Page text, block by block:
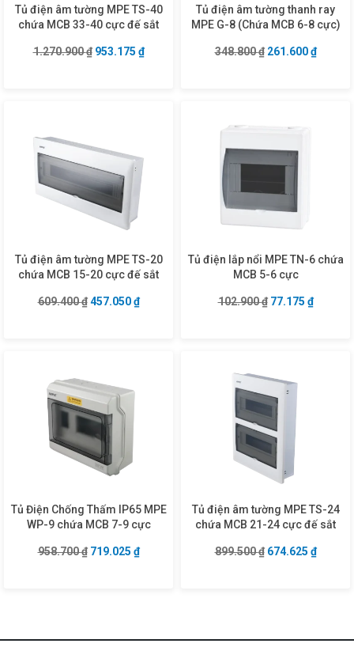
Tủ điện âm tường MPE TS-40
chứa MCB 33-40 cực đế sắt
1.270.900₫ Giá gốc là: 1.270.900 ₫.
953.175 ₫Giá hiện tại là: 953.175 ₫.
Tủ điện âm tường thanh ray
MPE G-8 (Chứa MCB 6-8 cực)
348.800₫ Giá gốc là:
261.600₫Giá
Tủ điện âm tường MPE TS-20
chứa MCB 15-20 cực đế sắt
609.400₫ Giá gốc là: 609.400 ₫.
457.050₫Giá hiện tại là: 457.050 ₫.
Tủ điện lắp nổi MPE TN-6 chứa
MCB 5-6 cực
102.900₫ Giá gốc là:
77.175 ₫Giá
Tủ Điện Chống Thấm IP65 MPE
WP-9 chứa MCB 7-9 cực
958.700₫ Giá gốc là: 958.700 ₫.
719.025 ₫Giá hiện tại là: 719.025 ₫.
Tủ điện âm tường MPE TS-24
chứa MCB 21-24 cực đế sắt
899.500₫ Giá gốc là:
674.625 ₫Giá